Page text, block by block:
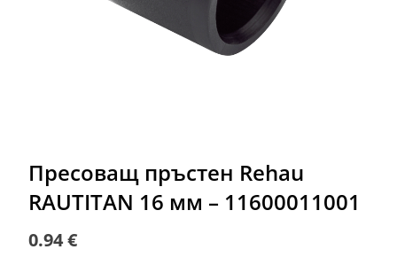
Пресоващ пръстен Rehau
RAUTITAN 16 мм – 11600011001
0.94€